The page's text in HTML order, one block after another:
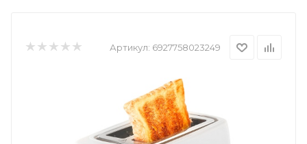
Артикул: 6927758023249